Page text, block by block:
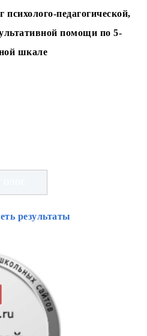
психолого-педагогической,
помощи по 5-
шкале
результаты